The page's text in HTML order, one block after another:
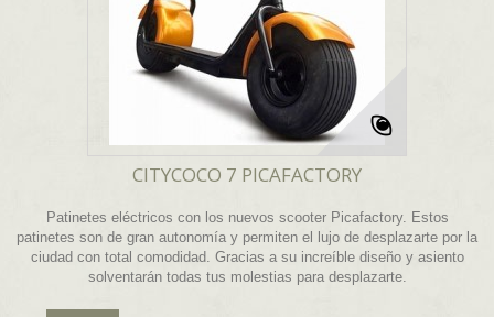
CITYCOCO 7 PICAFACTORY
Patinetes eléctricos con los nuevos scooter Picafactory. Estos
patinetes son de gran autonomía y permiten el lujo de desplazarte por la
ciudad con total comodidad. Gracias a su increíble diseño y asiento
solventarán todas tus molestias para desplazarte.